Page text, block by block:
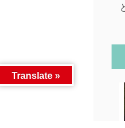
Translate »